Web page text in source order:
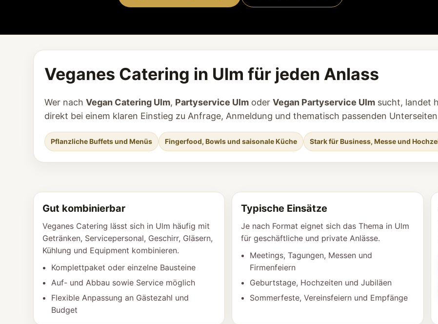
Veganes Catering in Ulm für jeden Anlass
Wer nach Vegan Catering Ulm, Partyservice Ulm oder Vegan Partyservice Ulm sucht, landet
direkt bei einem klaren Einstieg zu Anfrage, Anmeldung und thematisch passenden
Pflanzliche Buffets und Menüs Fingerfood, Bowls und saisonale Küche Stark für Business, Messe und
Gut kombinierbar
Veganes Catering lässt sich in Ulm häufig mit
Getränken, Servicepersonal, Geschirr, Gläsern,
Kühlung und Equipment kombinieren.
Komplettpaket oder einzelne Bausteine
Auf- und Abbau sowie Service möglich
Flexible Anpassung an Gästezahl und
Budget
Typische Einsätze
Je nach Format eignet sich das Thema in Ulm
für geschäftliche und private Anlässe.
Meetings, Tagungen, Messen und
Firmenfeiern
Geburtstage, Hochzeiten und Jubiläen
Sommerfeste, Vereinsfeiern und Empfänge